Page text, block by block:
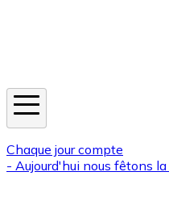
Chaque jour compte
- Aujourd'hui nous fêtons la